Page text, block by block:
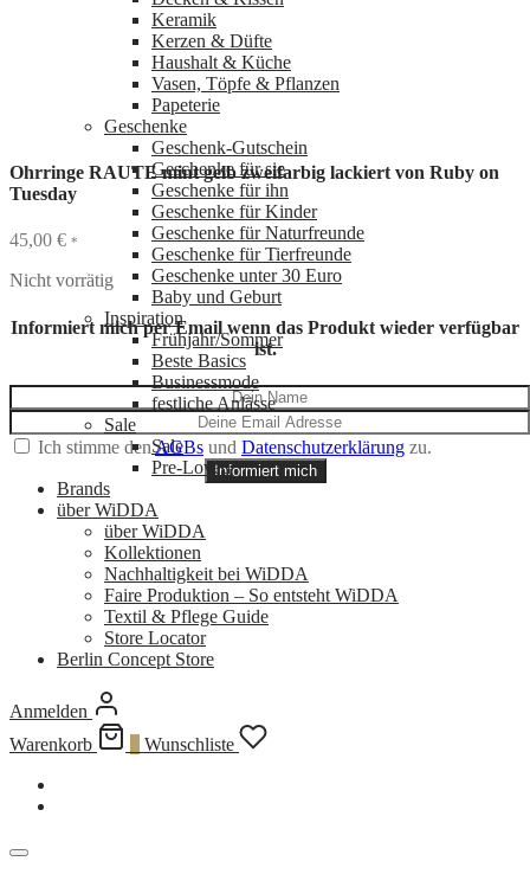
Ohrringe RAUTE mint gelb zweifarbig lackiert von Ruby on
Tuesday
45,00 € *
Nicht vorrätig
Informiert mich per Email wenn das Produkt wieder verfügbar
ist.
Ich stimme denAGBs und Datenschutzerklärung zu.
Informiert mich
Keramik
Kerzen & Düfte
Haushalt & Küche
Vasen, Töpfe & Pflanzen
Papeterie
Geschenke
Geschenk-Gutschein
Geschenke für sie
Geschenke für ihn
Geschenke für Kinder
Geschenke für Naturfreunde
Geschenke für Tierfreunde
Geschenke unter 30 Euro
Baby und Geburt
Inspiration
Frühjahr/Sommer
Beste Basics
Businessmode
festliche Anlässe
Sale
Sale
Pre-Loved
Brands
über WiDDA
über WiDDA
Kollektionen
Nachhaltigkeit bei WiDDA
Faire Produktion – So entsteht WiDDA
Textil & Pflege Guide
Store Locator
Berlin Concept Store
Anmelden
Warenkorb
Wunschliste